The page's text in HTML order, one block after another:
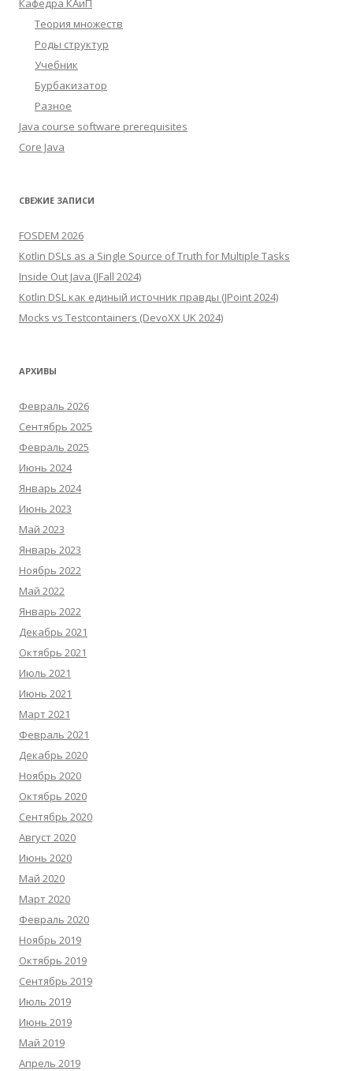
Кафедра КАиП
Теория множеств
Роды структур
Учебник
Бурбакизатор
Разное
Java course software prerequisites
Core Java
СВЕЖИЕ ЗАПИСИ
FOSDEM 2026
Kotlin DSLs as a Single Source of Truth for Multiple Tasks
Inside Out Java (JFall 2024)
Kotlin DSL как единый источник правды (JPoint 2024)
Mocks vs Testcontainers (DevoXX UK 2024)
АРХИВЫ
Февраль 2026
Сентябрь 2025
Февраль 2025
Июнь 2024
Январь 2024
Июнь 2023
Май 2023
Январь 2023
Ноябрь 2022
Май 2022
Январь 2022
Декабрь 2021
Октябрь 2021
Июль 2021
Июнь 2021
Март 2021
Февраль 2021
Декабрь 2020
Ноябрь 2020
Октябрь 2020
Сентябрь 2020
Август 2020
Июнь 2020
Май 2020
Март 2020
Февраль 2020
Ноябрь 2019
Октябрь 2019
Сентябрь 2019
Июль 2019
Июнь 2019
Май 2019
Апрель 2019